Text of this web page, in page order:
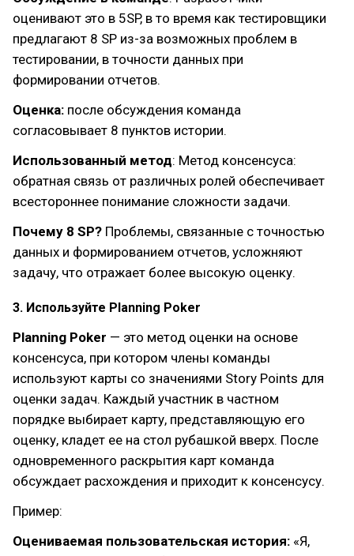
оценивают это в 5SP, в то время как тестировщики
предлагают 8 SP из-за возможных проблем в
тестировании, в точности данных при
формировании отчетов.
Оценка: после обсуждения команда
согласовывает 8 пунктов истории.
Использованный метод: Метод консенсуса:
обратная связь от различных ролей обеспечивает
всестороннее понимание сложности задачи.
Почему 8 SP? Проблемы, связанные с точностью
данных и формированием отчетов, усложняют
задачу, что отражает более высокую оценку.
3. Используйте Planning Poker
Planning Poker — это метод оценки на основе
консенсуса, при котором члены команды
используют карты со значениями Story Points для
оценки задач. Каждый участник в частном
порядке выбирает карту, представляющую его
оценку, кладет ее на стол рубашкой вверх. После
одновременного раскрытия карт команда
обсуждает расхождения и приходит к консенсусу.
Пример:
Оцениваемая пользовательская история: «Я,